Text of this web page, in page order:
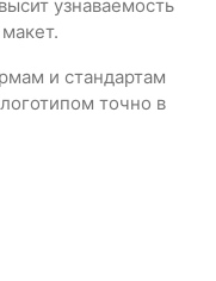
узнаваемость
и стандартам
точно в